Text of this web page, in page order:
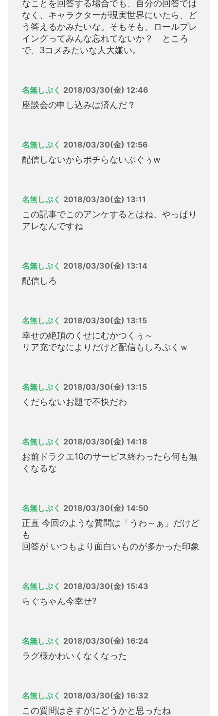
なことを回答する場合でも、自分の回答では
なく、キャラクターが現実世界にいたら、ど
う答えるかみたいな。そもそも、ロールプレ
イングってみんな忘れてないか？ ところ
で、3コメみたいな人大嫌い。
名無しぷく 2018/03/30(金) 12:46
座談会の申し込みは済んだ？
名無しぷく 2018/03/30(金) 12:56
配信しないからポチらないぷぐぅw
名無しぷく 2018/03/30(金) 13:11
この記事でこのアンケするとはね、やっぱり
アレなんですね
名無しぷく 2018/03/30(金) 13:14
配信しろ
名無しぷく 2018/03/30(金) 13:15
幸せの絶頂のくせにむかつくぅ～
リア充でなによりだけど配信もしろぷくｗ
名無しぷく 2018/03/30(金) 13:15
くだらないお題で不快だわ
名無しぷく 2018/03/30(金) 14:18
お前ドラクエ10のサービス終わったら何も無
くなるな
名無しぷく 2018/03/30(金) 14:50
正直 今回のような質問は「うわ～ぁ」だけど
も
回答が いつもより面白いものが多かった印象
名無しぷく 2018/03/30(金) 15:43
らぐちゃん今幸せ?
名無しぷく 2018/03/30(金) 16:24
ラグ様かわいくなくなった
名無しぷく 2018/03/30(金) 16:32
この質問はさすがにどうかと思ったね